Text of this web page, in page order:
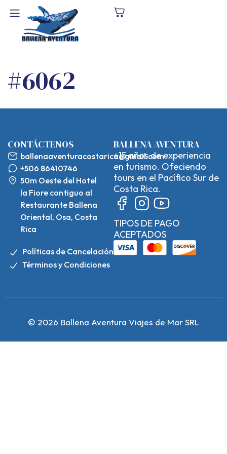
#6062
CONTÁCTENOS
ballenaaventuracostarica@gmail.com
+506 86410746
50m Oeste del Hotel
la Fiore contiguo al
Restaurante Ballena
Oriental, Osa, Costa
Rica
Políticas de Cancelación
Términos y Condiciones
BALLENA AVENTURA
+15 años de experiencia
en turismo. Ofeciendo
tours en el Pacífico Sur de
Costa Rica.
TIPOS DE PAGO
ACEPTADOS
© 2026 Ballena Aventura Viajes de Mar SRL